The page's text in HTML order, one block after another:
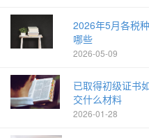
2026年5月各税
哪些
2026-05-09
已取得初级证书
交什么材料
2026-01-28